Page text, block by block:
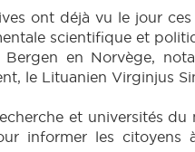
ont déjà vu le jour
scientifique et
en Norvège,
le Lituanien Virginjus
et universités
informer les